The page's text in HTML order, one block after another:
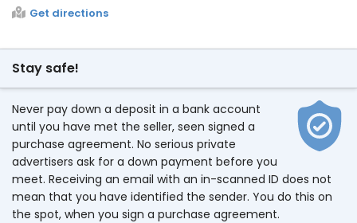
Get directions
Stay safe!
Never pay down a deposit in a bank account
until you have met the seller, seen signed a
purchase agreement. No serious private
advertisers ask for a down payment before you
meet. Receiving an email with an in-scanned ID does not
mean that you have identified the sender. You do this on
the spot, when you sign a purchase agreement.